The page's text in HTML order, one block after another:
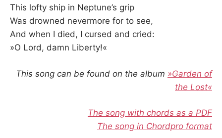
This lofty ship in Neptune’s grip
Was drowned nevermore for to see,
And when I died, I cursed and cried:
»O Lord, damn Liberty!«
This song can be found on the album »Garden of
the Lost«
The song with chords as a PDF
The song in Chordpro format